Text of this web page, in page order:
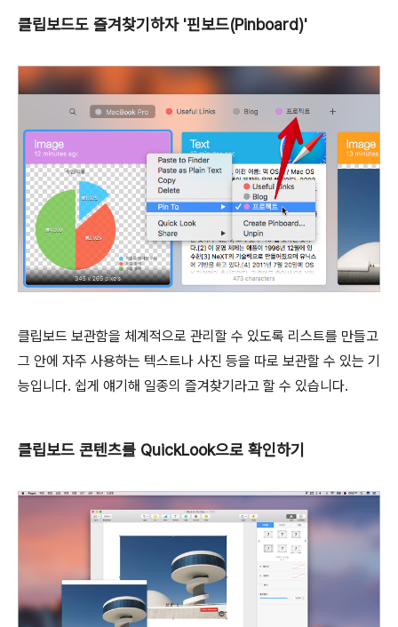
클립보드도 즐겨찾기하자 '핀보드(Pinboard)'
클립보드 보관함을 체계적으로 관리할 수 있도록 리스트를 만들고
그 안에 자주 사용하는 텍스트나 사진 등을 따로 보관할 수 있는 기
능입니다. 쉽게 얘기해 일종의 즐겨찾기라고 할 수 있습니다.
클립보드 콘텐츠를 QuickLook으로 확인하기